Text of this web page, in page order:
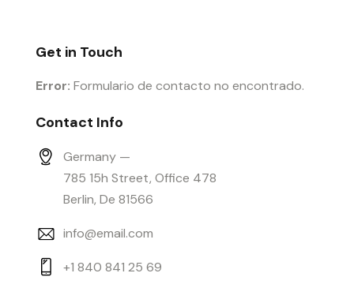
Get in Touch
Error: Formulario de contacto no encontrado.
Contact Info
Germany —
785 15h Street, Office 478
Berlin, De 81566
info@email.com
+1 840 841 25 69